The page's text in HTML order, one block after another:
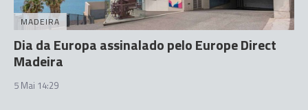
MADEIRA
Dia da Europa assinalado pelo Europe Direct
Madeira
5 Mai 14:29